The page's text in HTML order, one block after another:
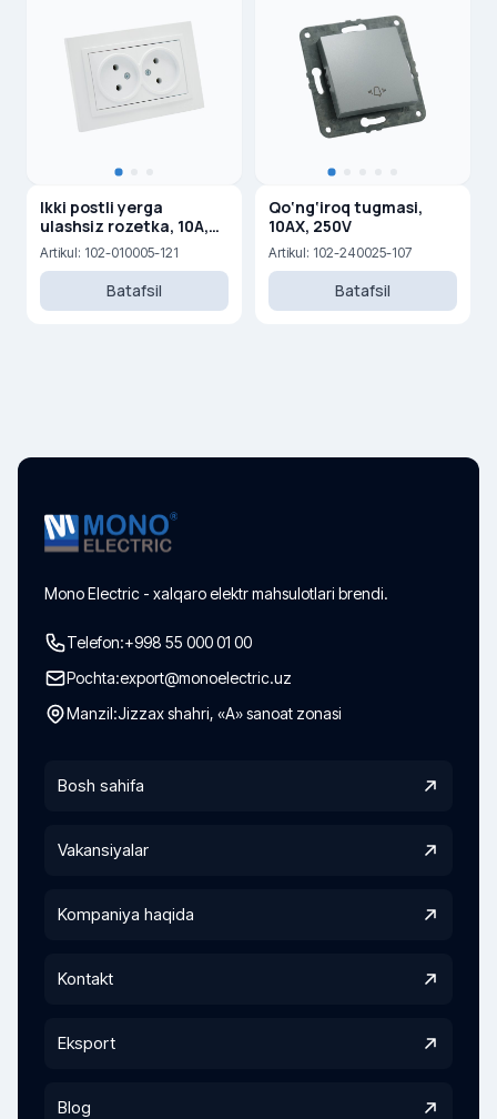
Ikki postli yerga
ulashsiz rozetka, 10A,
250 V
Artikul: 102-010005-121
Batafsil
Qo‘ng‘iroq tugmasi,
10AX, 250V
Artikul: 102-240025-107
Batafsil
Mono Electric - xalqaro elektr mahsulotlari brendi.
Telefon:+998 55 000 01 00
Pochta:export@monoelectric.uz
Manzil:Jizzax shahri, «A» sanoat zonasi
Bosh sahifa
Vakansiyalar
Kompaniya haqida
Kontakt
Eksport
Blog